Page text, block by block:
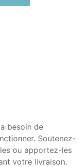
besoin de
Soutenez-
ou apportez-les
votre livraison.